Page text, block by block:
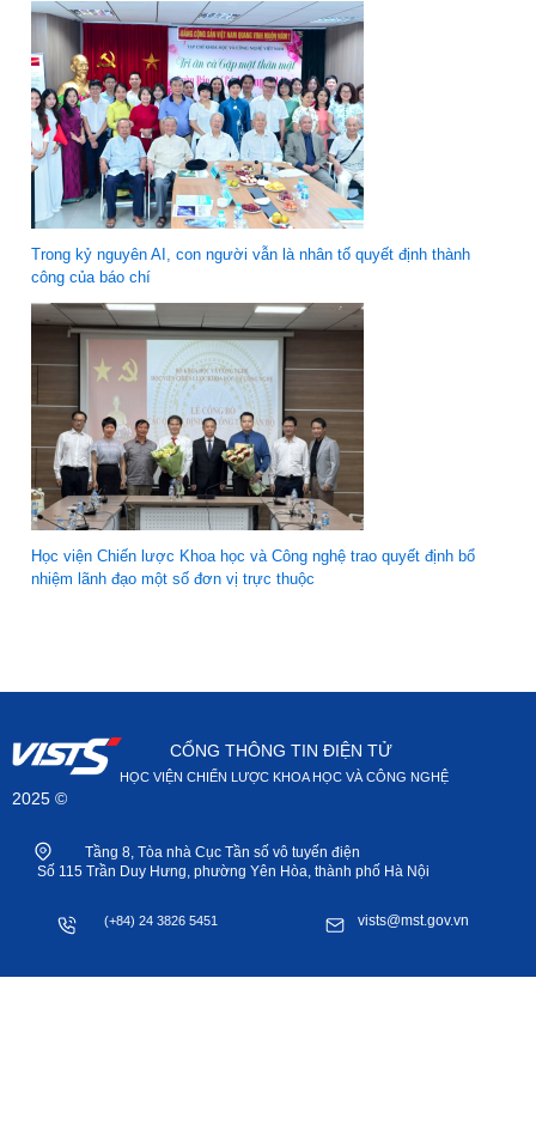
Trong kỷ nguyên AI, con người vẫn là nhân tố quyết định thành
công của báo chí
Học viện Chiến lược Khoa học và Công nghệ trao quyết định bổ
nhiệm lãnh đạo một số đơn vị trực thuộc
2025 ©
CỔNG THÔNG TIN ĐIỆN TỬ
HỌC VIỆN CHIẾN LƯỢC KHOA HỌC VÀ CÔNG NGHỆ
Tầng 8, Tòa nhà Cục Tần số vô tuyến điện
Số 115 Trần Duy Hưng, phường Yên Hòa, thành phố Hà Nội
(+84) 24 3826 5451 vists@mst.gov.vn